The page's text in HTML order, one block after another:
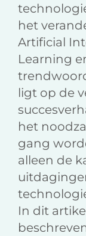
het
Artificial
Learning
ligt op de
het
gang
alleen de
In dit